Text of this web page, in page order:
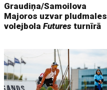
Graudiņa/Samoilova
Majoros uzvar pludmales
volejbolaFutures turnīrā